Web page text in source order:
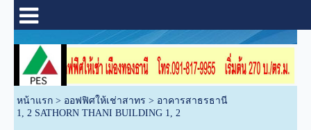
หน้าแรก > ออฟฟิศให้เช่าสาทร > อาคารสาธรธานี
1, 2 SATHORN THANI BUILDING 1, 2